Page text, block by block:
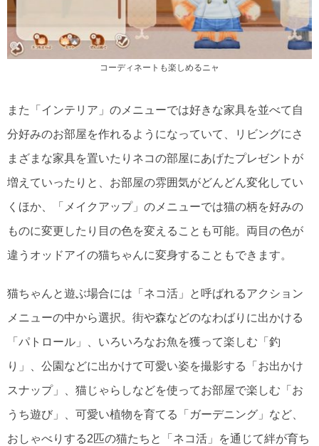
コーディネートも楽しめるニャ
また「インテリア」のメニューでは好きな家具を並べて自
分好みのお部屋を作れるようになっていて、リビングにさ
まざまな家具を置いたりネコの部屋にあげたプレゼントが
増えていったりと、お部屋の雰囲気がどんどん変化してい
くほか、「メイクアップ」のメニューでは猫の柄を好みの
ものに変更したり目の色を変えることも可能。両目の色が
違うオッドアイの猫ちゃんに変身することもできます。
猫ちゃんと遊ぶ場合には「ネコ活」と呼ばれるアクション
メニューの中から選択。街や森などのなわばりに出かける
「パトロール」、いろいろなお魚を獲って楽しむ「釣
り」、公園などに出かけて可愛い姿を撮影する「お出かけ
スナップ」、猫じゃらしなどを使ってお部屋で楽しむ「お
うち遊び」、可愛い植物を育てる「ガーデニング」など、
おしゃべりする2匹の猫たちと「ネコ活」を通じて絆が育ち